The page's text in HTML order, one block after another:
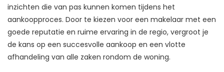
inzichten die van pas kunnen komen tijdens het
aankoopproces. Door te kiezen voor een makelaar met een
goede reputatie en ruime ervaring in de regio, vergroot je
de kans op een succesvolle aankoop en een vlotte
afhandeling van alle zaken rondom de woning.